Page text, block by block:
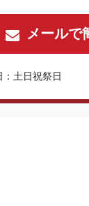
メールで
土日祝祭日